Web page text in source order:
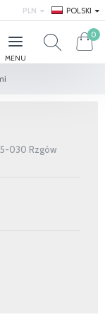
PLN POLSKI
0
030 Rzgów